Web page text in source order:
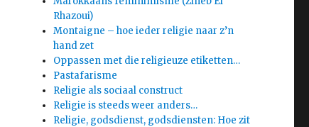
Rhazoui)
Montaigne – hoe ieder religie naar z’n
hand zet
Oppassen met die religieuze etiketten…
Pastafarisme
Religie als sociaal construct
Religie is steeds weer anders…
Religie, godsdienst, godsdiensten: Hoe zit